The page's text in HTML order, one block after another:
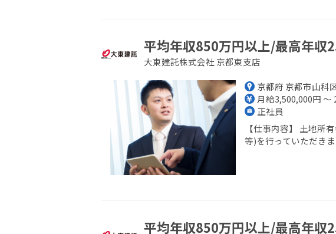
平均年収850万円以上/最高年収
大東建託株式会社 京都東支店
京都府 京都市山科
月給3,500,000円 ～
正社員
【仕事内容】 土地所
等)を行っていただき
平均年収850万円以上/最高年収